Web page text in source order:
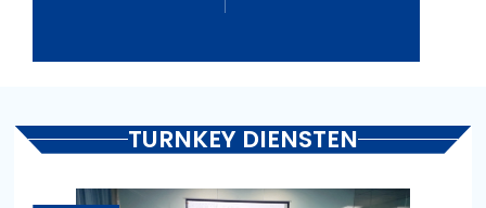
TURNKEY DIENSTEN